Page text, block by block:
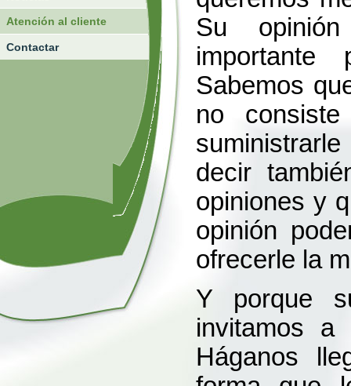
Atención al cliente
Contactar
Su
importante
Sabemos
no
decir
opiniones y
opinión
ofrecerle la
Y porque
invitamos a
Háganos